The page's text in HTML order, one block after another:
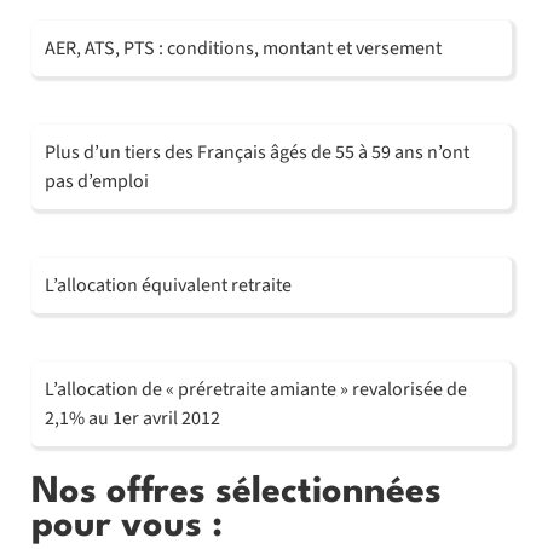
AER, ATS, PTS : conditions, montant et versement
Plus d’un tiers des Français âgés de 55 à 59 ans n’ont
pas d’emploi
L’allocation équivalent retraite
L’allocation de « préretraite amiante » revalorisée de
2,1% au 1er avril 2012
Nos offres sélectionnées
pour vous :